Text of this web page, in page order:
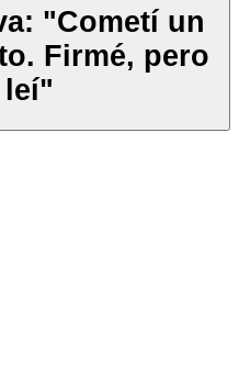
"Cometí un
Firmé, pero